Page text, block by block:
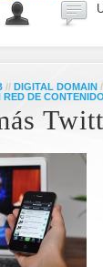
// DIGITAL DOMAIN
DE CONTENIDO